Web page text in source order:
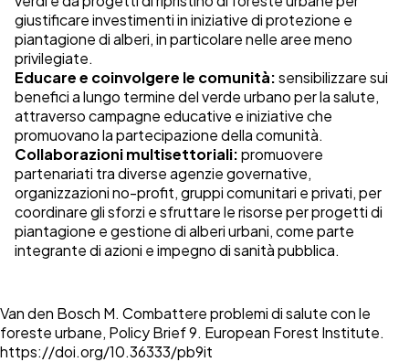
giustificare investimenti in iniziative di protezione e
piantagione di alberi, in particolare nelle aree meno
privilegiate.
Educare e coinvolgere le comunità:sensibilizzare sui
benefici a lungo termine del verde urbano per la salute,
attraverso campagne educative e iniziative che
promuovano la partecipazione della comunità.
Collaborazioni multisettoriali:promuovere
partenariati tra diverse agenzie governative,
organizzazioni no-profit, gruppi comunitari e privati, per
coordinare gli sforzi e sfruttare le risorse per progetti di
piantagione e gestione di alberi urbani, come parte
integrante di azioni e impegno di sanità pubblica.
Van den Bosch M. Combattere problemi di salute con le
foreste urbane, Policy Brief 9. European Forest Institute.
https://doi.org/10.36333/pb9it